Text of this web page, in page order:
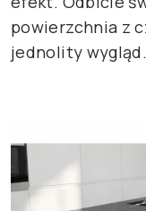
powierzchnia z
jednolity wygląd.